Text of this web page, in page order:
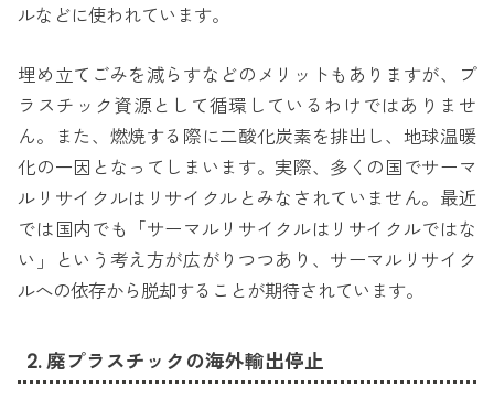
ルなどに使われています。
埋め立てごみを減らすなどのメリットもありますが、プ
ラスチック資源として循環しているわけではありませ
ん。また、燃焼する際に二酸化炭素を排出し、地球温暖
化の一因となってしまいます。実際、多くの国でサーマ
ルリサイクルはリサイクルとみなされていません。最近
では国内でも「サーマルリサイクルはリサイクルではな
い」という考え方が広がりつつあり、サーマルリサイク
ルへの依存から脱却することが期待されています。
2. 廃プラスチックの海外輸出停止